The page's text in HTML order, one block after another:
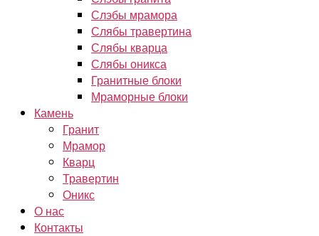
Слэбы мрамора
Слябы травертина
Слябы кварца
Слябы оникса
Гранитные блоки
Мраморные блоки
Камень
Гранит
Мрамор
Кварц
Травертин
Оникс
О нас
Контакты